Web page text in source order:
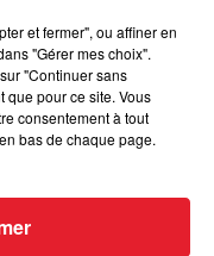
Impolie
et fermer", ou affiner en
"Gérer mes choix".
"Continuer sans
que pour ce site. Vous
consentement à tout
bas de chaque page.